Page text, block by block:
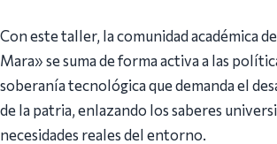
Con este taller, la comunidad académica
Mara» se suma de forma activa a las
soberanía tecnológica que demanda el
de la patria, enlazando los saberes
necesidades reales del entorno.